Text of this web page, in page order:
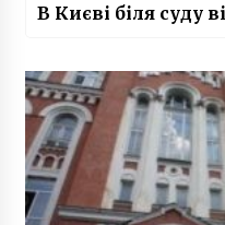
В Києві біля суду